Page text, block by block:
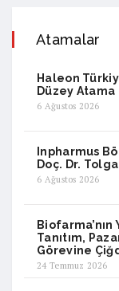
Atamalar
Haleon
Düzey Atama
6 Ağustos 2026
Inpharmus
Doç. Dr.
6 Ağustos 2026
Tanıtım,
Görevine
24 Temmuz 2026